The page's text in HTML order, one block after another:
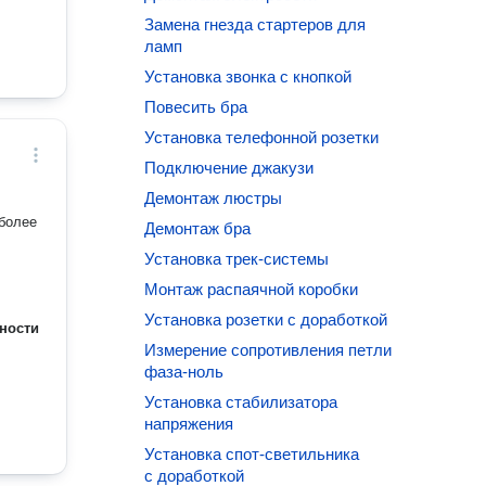
и
Замена гнезда стартеров для
ламп
Установка звонка с кнопкой
Повесить бра
Установка телефонной розетки
Подключение джакузи
Демонтаж люстры
Демонтаж бра
Установка трек-системы
Монтаж распаячной коробки
Установка розетки с доработкой
Измерение сопротивления петли
фаза-ноль
Установка стабилизатора
напряжения
Установка спот-светильника
с доработкой